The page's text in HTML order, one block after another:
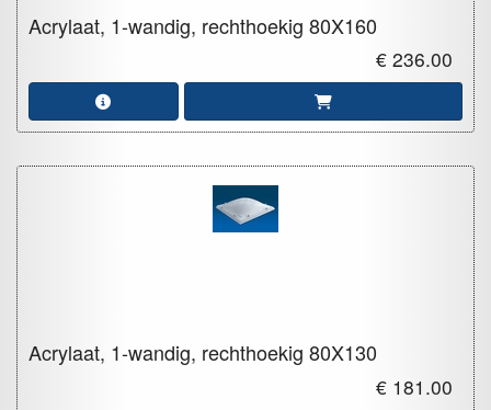
Acrylaat, 1-wandig, rechthoekig 80X160
€ 236.00
Acrylaat, 1-wandig, rechthoekig 80X130
€ 181.00